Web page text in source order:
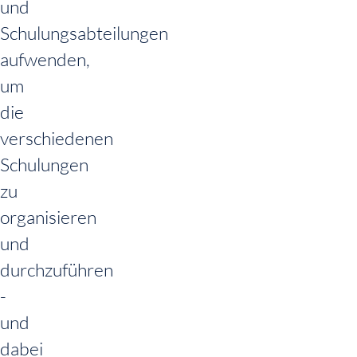
und
Schulungsabteilungen
aufwenden,
um
die
verschiedenen
Schulungen
zu
organisieren
und
durchzuführen
-
und
dabei